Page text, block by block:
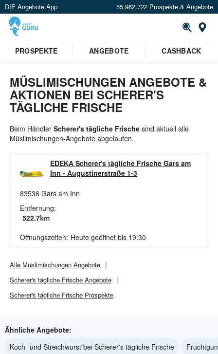
DIE Angebote App 55.962.722 Prospekte & Angebote
Standort festlegen
PROSPEKTE ANGEBOTE CASHBACK
MÜSLIMISCHUNGEN ANGEBOTE &
AKTIONEN BEI SCHERER'S
TÄGLICHE FRISCHE
Beim Händler Scherer's tägliche Frische sind aktuell alle
Müslimischungen-Angebote abgelaufen.
EDEKA Scherer's tägliche Frische Gars am
Inn - Augustinerstraße 1-3
83536 Gars am Inn
Entfernung:
522.7km
Öffnungszeiten: Heute geöffnet bis 19:30
Alle Müslimischungen Angebote
Scherer's tägliche Frische Angebote
Scherer's tägliche Frische Prospekte
Ähnliche Angebote:
Koch- und Streichwurst bei Scherer's tägliche Frische